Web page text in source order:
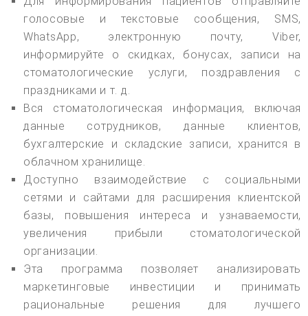
голосовые и текстовые сообщения, SMS,
WhatsApp, электронную почту, Viber,
информируйте о скидках, бонусах, записи на
стоматологические услуги, поздравления с
праздниками и т. д.
Вся стоматологическая информация, включая
данные сотрудников, данные клиентов,
бухгалтерские и складские записи, хранится в
облачном хранилище.
Доступно взаимодействие с социальными
сетями и сайтами для расширения клиентской
базы, повышения интереса и узнаваемости,
увеличения прибыли стоматологической
организации.
Эта программа позволяет анализировать
маркетинговые инвестиции и принимать
рациональные решения для лучшего